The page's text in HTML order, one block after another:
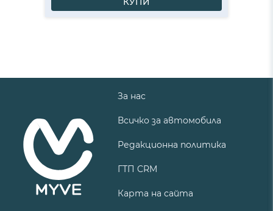
За нас
Всичко за автомобила
Редакционна политика
ГТП CRM
Карта на сайта